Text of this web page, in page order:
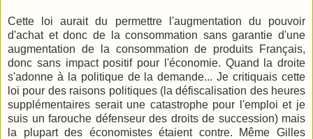
Cette loi aurait du permettre l'augmentation du pouvoir
d'achat et donc de la consommation sans garantie d'une
augmentation de la consommation de produits Français,
donc sans impact positif pour l'économie. Quand la droite
s'adonne à la politique de la demande... Je critiquais cette
loi pour des raisons politiques (la défiscalisation des heures
supplémentaires serait une catastrophe pour l'emploi et je
suis un farouche défenseur des droits de succession) mais
la plupart des économistes étaient contre. Même Gilles